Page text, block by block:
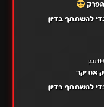
הפרק
להשתתף בדיון
אח יקר
להשתתף בדיון